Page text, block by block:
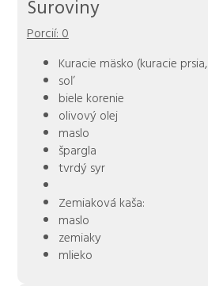
Suroviny
Porcií: 0
Kuracie mäsko (kuracie
soľ
biele korenie
olivový olej
maslo
špargla
tvrdý syr
Zemiaková kaša:
maslo
zemiaky
mlieko